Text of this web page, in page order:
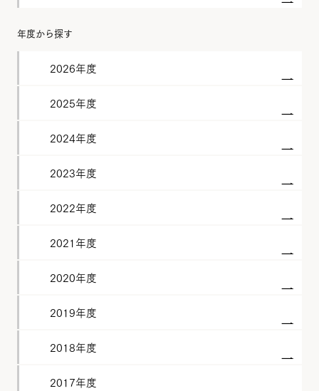
年度から探す
2026年度
2025年度
2024年度
2023年度
2022年度
2021年度
2020年度
2019年度
2018年度
2017年度